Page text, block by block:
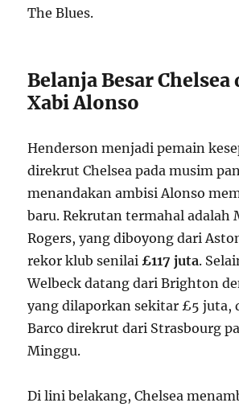
The Blues.
Belanja Besar Chelsea
Xabi Alonso
Henderson menjadi pemain
direkrut Chelsea pada musim
menandakan ambisi Alonso
baru. Rekrutan termahal adalah
Rogers, yang diboyong dari
rekor klub senilai£117 juta.
Welbeck datang dari Brighton
yang dilaporkan sekitar £5 juta,
Barco direkrut dari Strasbourg
Minggu.
Di lini belakang, Chelsea